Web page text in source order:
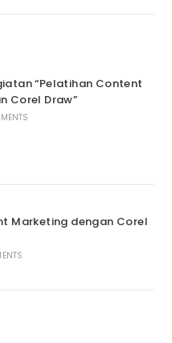
“Pelatihan Content
Corel Draw”
Marketing dengan Corel